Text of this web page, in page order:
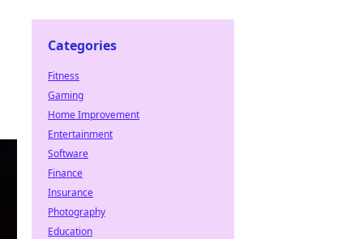
Categories
Fitness
Gaming
Home Improvement
Entertainment
Software
Finance
Insurance
Photography
Education